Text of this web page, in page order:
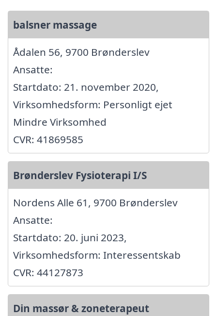
balsner massage
Ådalen 56, 9700 Brønderslev
Ansatte:
Startdato: 21. november 2020,
Virksomhedsform: Personligt ejet
Mindre Virksomhed
CVR: 41869585
Brønderslev Fysioterapi I/S
Nordens Alle 61, 9700 Brønderslev
Ansatte:
Startdato: 20. juni 2023,
Virksomhedsform: Interessentskab
CVR: 44127873
Din massør & zoneterapeut